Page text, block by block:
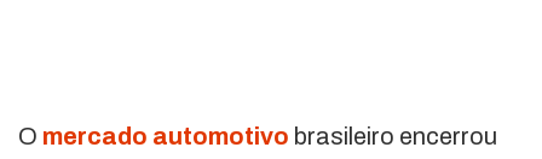
O mercado automotivo brasileiro encerrou